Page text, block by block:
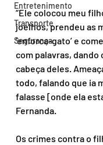
Entretenimento
Transporte
Segurança
“Ele colocou meu
joelhos, prendeu as
‘enforca-gato’ e
com palavras, dando
cabeça deles.
todo, falando que ia
falasse [onde ela
Fernanda.
Os crimes contra o